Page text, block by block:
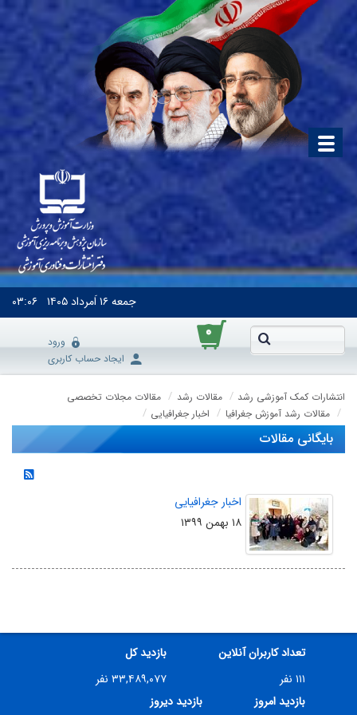
جمعه۱۶ اَمرداد ۱۴۰۵ ۰۳:۰۶
۰
ورود
ایجاد حساب کاربری
انتشارات کمک آموزشی رشد مقالات رشد
مقالات مجلات تخصصی
مقالات رشد آموزش جغرافیا
اخبار جغرافیایی
بایگانی مقالات
اخبار جغرافیایی
۱۸ بهمن ۱۳۹۹
تعداد کاربران آنلاین
۱۱۱ نفر
بازدید کل
۳۳,۴۸۹,۰۷۷ نفر
بازدید امروز
بازدید دیروز